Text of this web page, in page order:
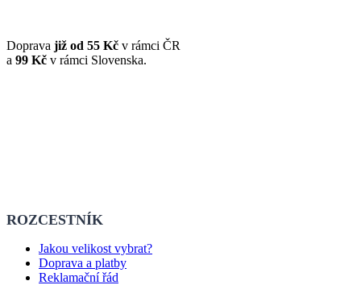
Doprava již od 55 Kč v rámci ČR
a 99 Kč v rámci Slovenska.
ROZCESTNÍK
Jakou velikost vybrat?
Doprava a platby
Reklamační řád